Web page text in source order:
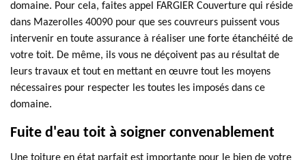
domaine. Pour cela, faites appel FARGIER Couverture qui réside
dans Mazerolles 40090 pour que ses couvreurs puissent vous
intervenir en toute assurance à réaliser une forte étanchéité de
votre toit. De même, ils vous ne déçoivent pas au résultat de
leurs travaux et tout en mettant en œuvre tout les moyens
nécessaires pour respecter les toutes les imposés dans ce
domaine.
Fuite d'eau toit à soigner convenablement